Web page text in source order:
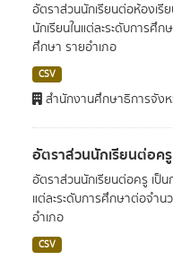
อัตราส่วนนักเรียนต่อห้องเรี
นักเรียนในแต่ละระดับการศึ
ศึกษา รายอำเภอ
CSV
สำนักงานศึกษาธิการจัง
อัตราส่วนนักเรียนต่อครู
อัตราส่วนนักเรียนต่อครู เป็
แต่ละระดับการศึกษาต่อจำน
อำเภอ
CSV